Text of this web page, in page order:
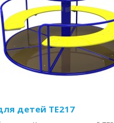
детей TE217